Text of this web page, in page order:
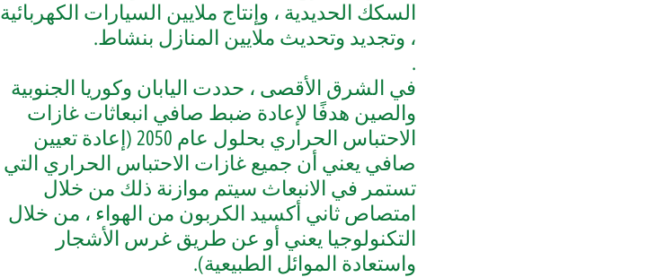
السكك الحديدية ، وإنتاج ملايين السيارات الكهربائية
، وتجديد وتحديث ملايين المنازل بنشاط.
.
في الشرق الأقصى ، حددت اليابان وكوريا الجنوبية
والصين هدفًا لإعادة ضبط صافي انبعاثات غازات
الاحتباس الحراري بحلول عام 2050 (إعادة تعيين
صافي يعني أن جميع غازات الاحتباس الحراري التي
تستمر في الانبعاث سيتم موازنة ذلك من خلال
امتصاص ثاني أكسيد الكربون من الهواء ، من خلال
التكنولوجيا يعني أو عن طريق غرس الأشجار
واستعادة الموائل الطبيعية).